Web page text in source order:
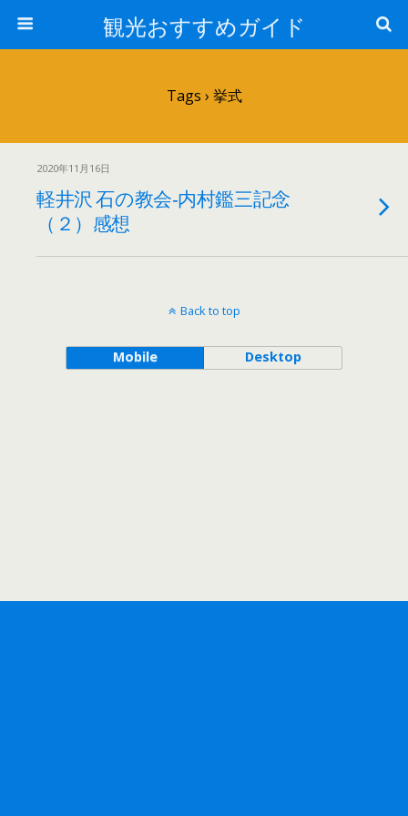
観光おすすめガイド
Tags › 挙式
2020年11月16日
軽井沢 石の教会‐内村鑑三記念
（２）感想
Back to top
Mobile Desktop